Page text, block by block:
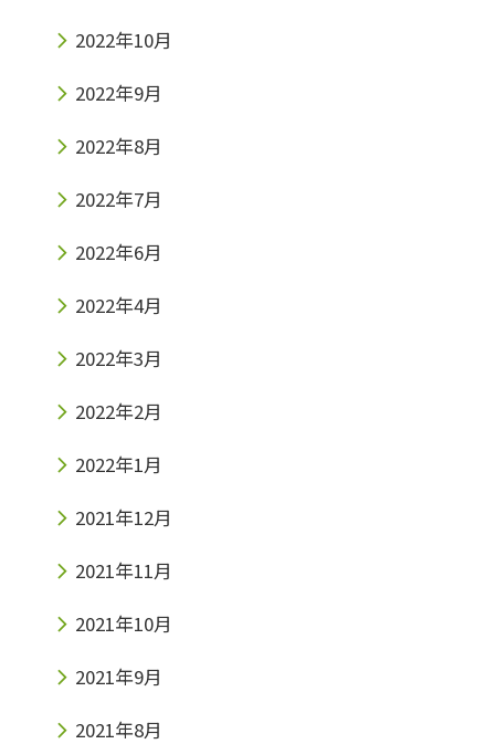
2022年10月
2022年9月
2022年8月
2022年7月
2022年6月
2022年4月
2022年3月
2022年2月
2022年1月
2021年12月
2021年11月
2021年10月
2021年9月
2021年8月